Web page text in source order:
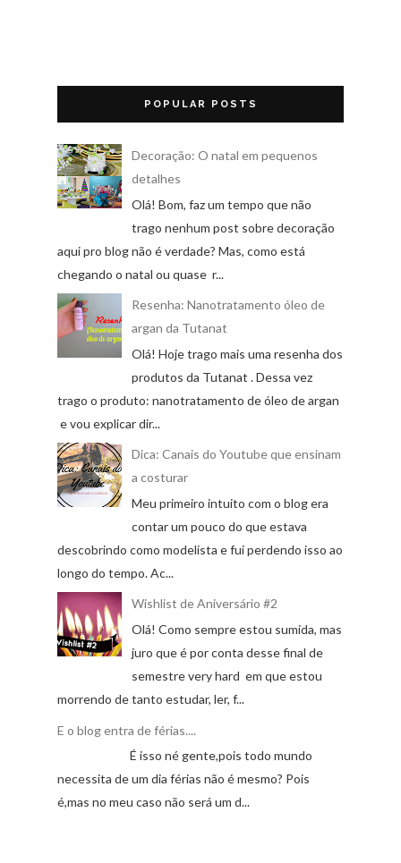
POPULAR POSTS
Decoração: O natal em pequenos
detalhes
Olá! Bom, faz um tempo que não
trago nenhum post sobre decoração
aqui pro blog não é verdade? Mas, como está
chegando o natal ou quase r...
Resenha: Nanotratamento óleo de
argan da Tutanat
Olá! Hoje trago mais uma resenha dos
produtos da Tutanat . Dessa vez
trago o produto: nanotratamento de óleo de argan
e vou explicar dir...
Dica: Canais do Youtube que ensinam
a costurar
Meu primeiro intuito com o blog era
contar um pouco do que estava
descobrindo como modelista e fui perdendo isso ao
longo do tempo. Ac...
Wishlist de Aniversário #2
Olá! Como sempre estou sumida, mas
juro que é por conta desse final de
semestre very hard em que estou
morrendo de tanto estudar, ler, f...
E o blog entra de férias....
É isso né gente,pois todo mundo
necessita de um dia férias não é mesmo? Pois
é,mas no meu caso não será um d...